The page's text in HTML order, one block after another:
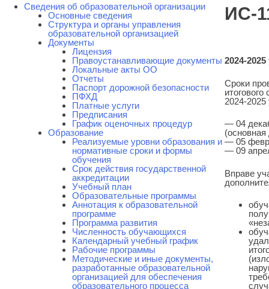
Сведения об образовательной организации
Основные сведения
Cтруктура и органы управления
образовательной организацией
Документы
Лицензия
Правоустанавливающие документы
Локальные акты ОО
Отчеты
Паспорт дорожной безопасности
ПФХД
Платные услуги
Предписания
График оценочных процедур
Образование
Реализуемые уровни образования и
нормативные сроки и формы
обучения
Срок действия государственной
аккредитации
Учебный план
Образовательные программы
Аннотация к образовательной
программе
Программа развития
Численность обучающихся
Календарный учебный график
Рабочие программы
Методические и иные документы,
разработанные образовательной
организацией для обеспечения
образовательного процесса
ИС-
2024-
Сроки
итогового
2024-2025
— 04
(основная
— 05
— 09
Вправе